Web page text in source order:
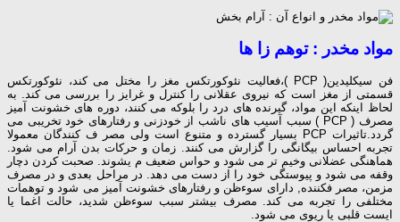
مواد مخدر : توهم زا ها
فن سیكلیدین( PCP )،فعالیت نئوكورتكس مغز را مختل می كند، نئوكورتكس
قسمتی از مغز است كه نیروی عقلانی را كنترل و غرایز را بررسی می كند. به
لحاظ اینكه این مواد، گیرنده های درد را بلوكه می كنند، دوره های خشونت آمیز
مصرف ( PCP ) سبب آسیب های ناشب از خودزنی و رفتارهای خود تخریبی می
گردد.تاثیرات PCP بسیار گسترده و متنوع است ولی مصر ف كنندگان معمولا
تجربه احساس بیگانگی را گزارش می كنند. زمان و حركات بدن آرام می شود.
هماهنگی عضلانی وخیم تر می شود و حواس ضعیف م یشوند. صحبت كردن دچار
وقفه می شود و پیوستگی خود را از دست می دهد. در مراحل بعدی و در مصرف
مزمن، مصر فكننده, دارای سوءظن و رفتارهای خشونت آمیز می شود و توهمات
مختلفی را تجربه می كند. مصرف بیشتر سبب سوءظن شدید، حالت اغما یا
ایست قلبی یا ریوی می شود.